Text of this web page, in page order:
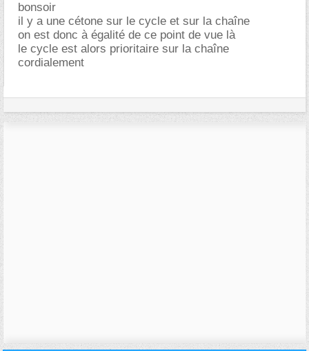
bonsoir
il y a une cétone sur le cycle et sur la chaîne
on est donc à égalité de ce point de vue là
le cycle est alors prioritaire sur la chaîne
cordialement